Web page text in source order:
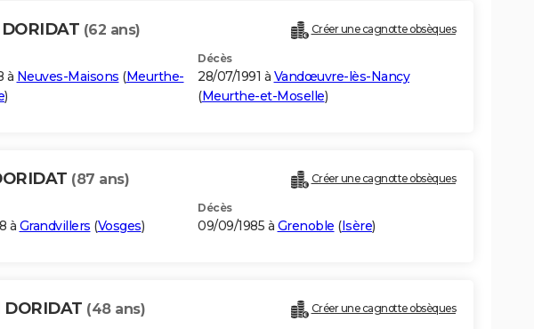
(62 ans) Créer une cagnotte obsèques
à Neuves-Maisons (Meurthe-
)
Décès
28/07/1991 à Vandœuvre-lès-Nancy
(Meurthe-et-Moselle)
(87 ans) Créer une cagnotte obsèques
à Grandvillers (Vosges)
Décès
09/09/1985 à Grenoble (Isère)
(48 ans) Créer une cagnotte obsèques